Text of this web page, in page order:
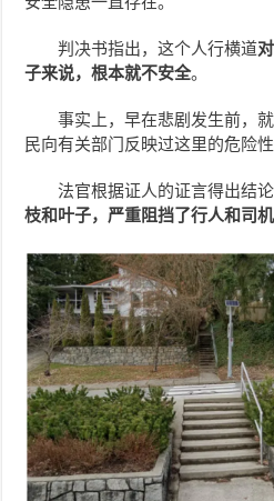
判决书指出，这个人行横道
子来说，根本就不安全。
事实上，早在悲剧发生前，
民向有关部门反映过这里的危险性
法官根据证人的证言得出结论
枝和叶子，严重阻挡了行人和司